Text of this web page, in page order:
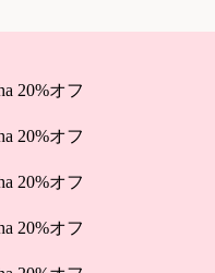
20%オフ
20%オフ
20%オフ
20%オフ